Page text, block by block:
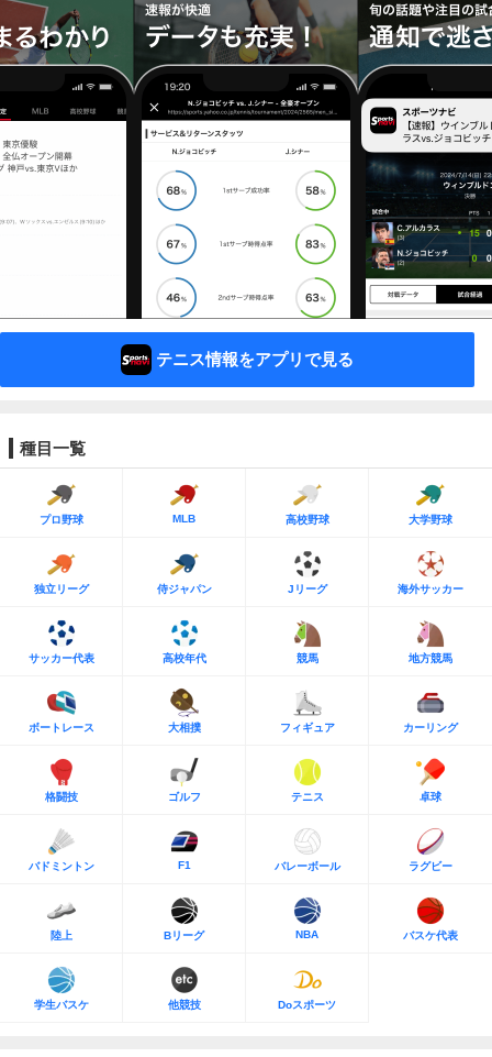
テニス情報をアプリで見る
種目一覧
プロ野球 MLB 高校野球 大学野球
独立リーグ 侍ジャパン Jリーグ 海外サッカー
サッカー代表 高校年代 競馬 地方競馬
ボートレース 大相撲 フィギュア カーリング
格闘技 ゴルフ テニス 卓球
バドミントン F1 バレーボール ラグビー
陸上 Bリーグ NBA バスケ代表
学生バスケ 他競技 Doスポーツ